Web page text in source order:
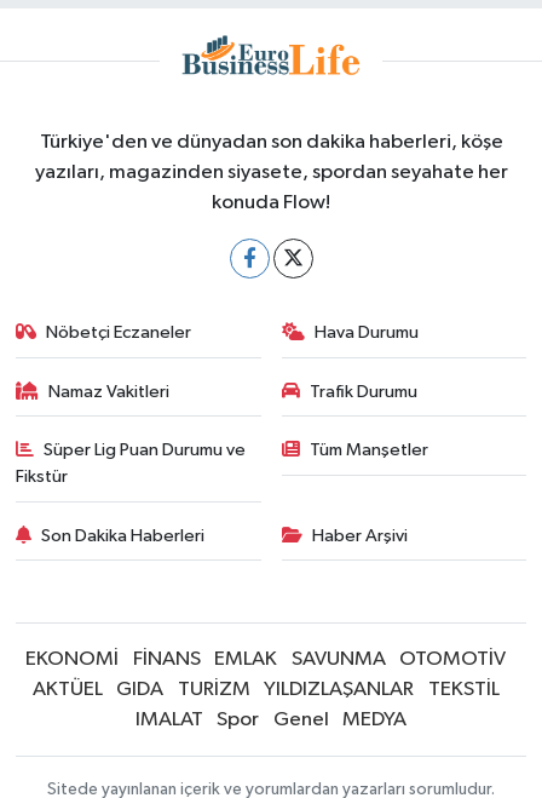
Türkiye'den ve dünyadan son dakika haberleri, köşe
yazıları, magazinden siyasete, spordan seyahate her
konuda Flow!
Nöbetçi Eczaneler Hava Durumu
Namaz Vakitleri Trafik Durumu
Süper Lig Puan Durumu ve
Fikstür
Tüm Manşetler
Son Dakika Haberleri Haber Arşivi
EKONOMİ FİNANS EMLAK SAVUNMA
OTOMOTİV
AKTÜEL
GIDA TURİZM YILDIZLAŞANLAR
TEKSTİL
IMALAT
Spor Genel MEDYA
Sitede yayınlanan içerik ve yorumlardan yazarları sorumludur.